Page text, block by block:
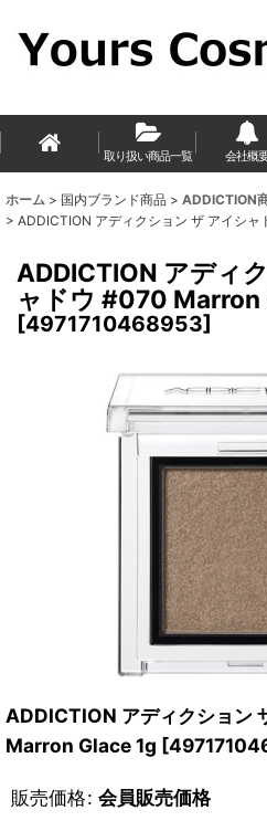
取り扱い商品一覧 会社概
ホーム > 国内ブランド商品 > ADDICTION
> ADDICTION アディクション ザ アイシ
ADDICTION アディ
ャドウ #070 Marron
[4971710468953]
ADDICTION アディクション
Marron Glace 1g [
販売価格: 会員販売価格